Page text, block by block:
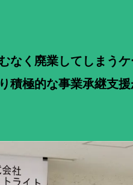
なく廃業してしまう
積極的な事業承継支